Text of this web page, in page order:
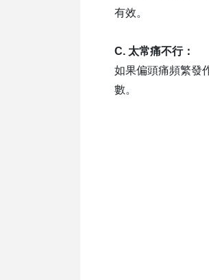
有效。
C. 太常痛不行：
如果偏頭痛頻繁發
數。